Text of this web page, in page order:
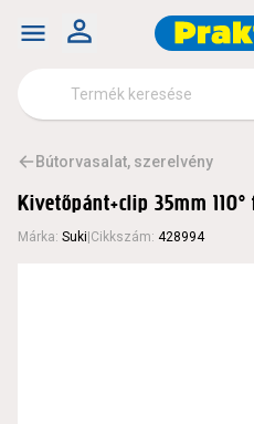
Bútorvasalat, szerelvény
Kivetőpánt+clip 35mm
Márka: Suki Cikkszám: 428994